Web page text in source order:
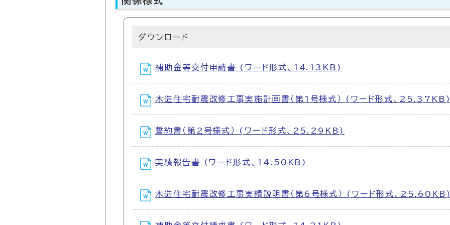
ダウンロード
補助金等交付申請書 (ワード形式、14.13KB)
木造住宅耐震改修工事実施計画書（第1号様式） (ワード形式、
誓約書（第2号様式） (ワード形式、25.29KB)
実績報告書 (ワード形式、14.50KB)
木造住宅耐震改修工事実績説明書（第6号様式） (ワード形式、